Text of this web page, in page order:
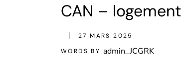
CAN – logement
27 MARS 2025
WORDS BY admin_JCGRK